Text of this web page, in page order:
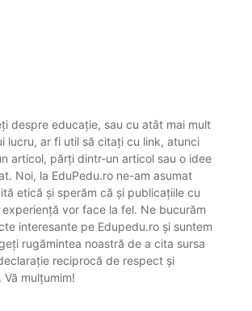
despre educație, sau cu atât mai mult
lucru, ar fi util să citați cu link, atunci
articol, părți dintr-un articol sau o idee
Noi, la EduPedu.ro ne-am asumat
etică și sperăm că și publicațiile cu
experiență vor face la fel. Ne bucurăm
interesante pe Edupedu.ro și suntem
rugămintea noastră de a cita sursa
reciprocă de respect și
Vă mulțumim!